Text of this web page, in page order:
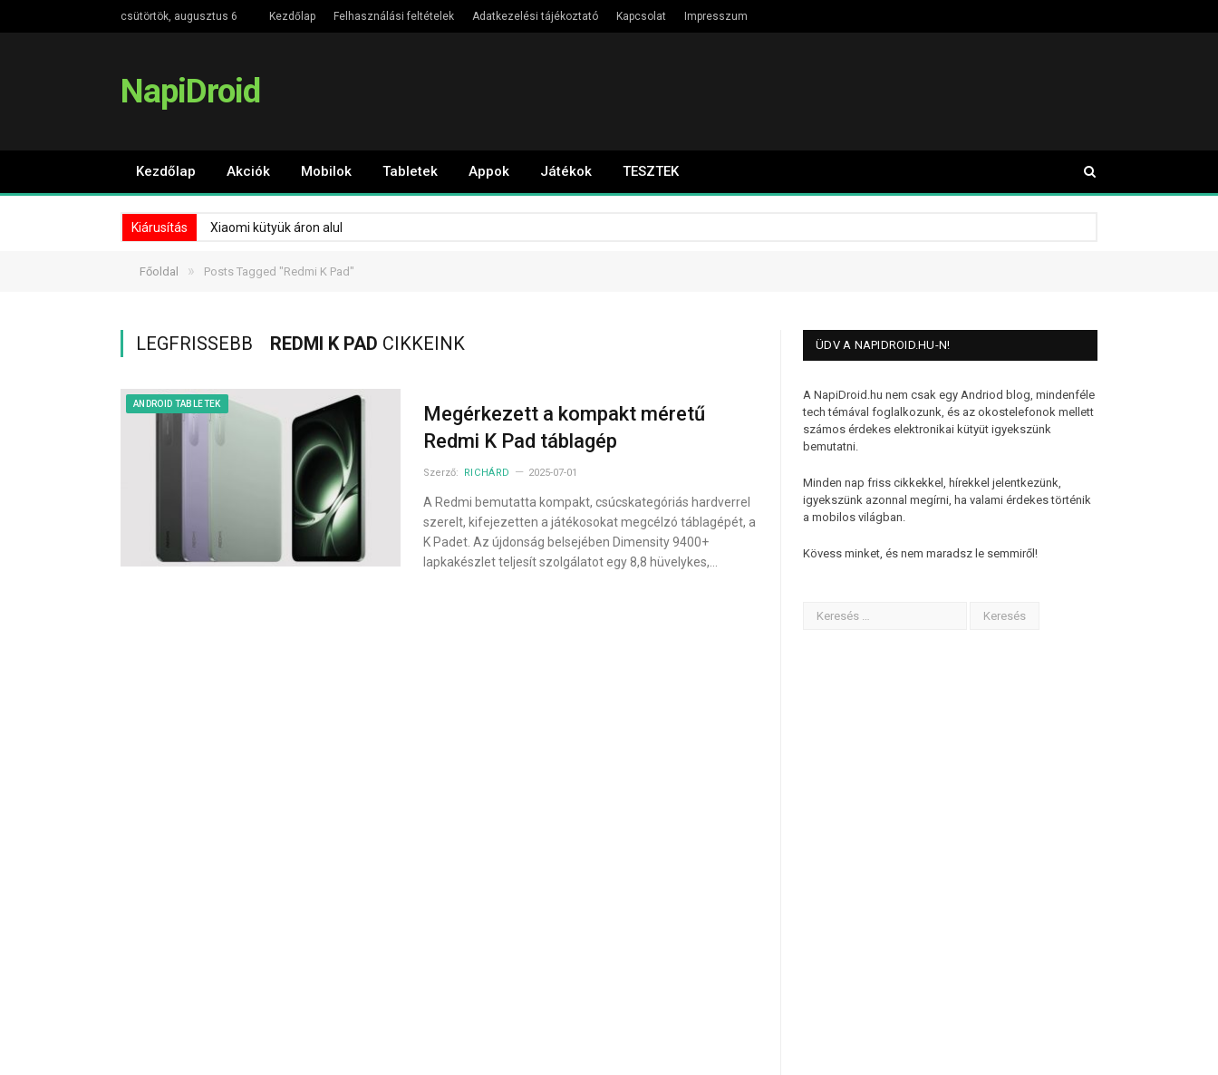
csütörtök, augusztus 6 Kezdőlap Felhasználási feltételek Adatkezelési tájékoztató Kapcsolat Impresszum
NapiDroid
Kezdőlap Akciók Mobilok Tabletek Appok Játékok TESZTEK
Kiárusítás Xiaomi kütyük áron alul
Főoldal » Posts Tagged "Redmi K Pad"
LEGFRISSEBB REDMI K PAD CIKKEINK
ANDROID TABLETEK
Megérkezett a kompakt méretű
Redmi K Pad táblagép
Szerző: RICHÁRD 2025-07-01
A Redmi bemutatta kompakt, csúcskategóriás hardverrel
szerelt, kifejezetten a játékosokat megcélzó táblagépét, a
K Padet. Az újdonság belsejében Dimensity 9400+
lapkakészlet teljesít szolgálatot egy 8,8 hüvelykes,…
ÜDV A NAPIDROID.HU-N!
A NapiDroid.hu nem csak egy Andriod blog, mindenféle
tech témával foglalkozunk, és az okostelefonok mellett
számos érdekes elektronikai kütyüt igyekszünk
bemutatni.
Minden nap friss cikkekkel, hírekkel jelentkezünk,
igyekszünk azonnal megírni, ha valami érdekes történik
a mobilos világban.
Kövess minket, és nem maradsz le semmiről!